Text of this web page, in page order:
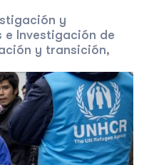
y
e Investigación de
y transición,